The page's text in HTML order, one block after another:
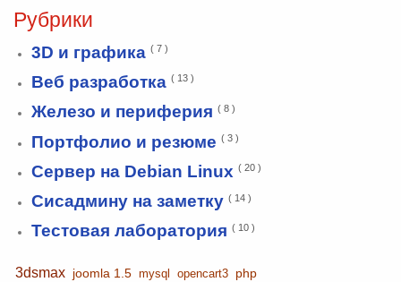
Рубрики
3D и графика ( 7 )
Веб разработка ( 13 )
Железо и периферия ( 8 )
Портфолио и резюме ( 3 )
Сервер на Debian Linux ( 20 )
Сисадмину на заметку ( 14 )
Тестовая лаборатория ( 10 )
3dsmax joomla 1.5 mysql opencart3 php